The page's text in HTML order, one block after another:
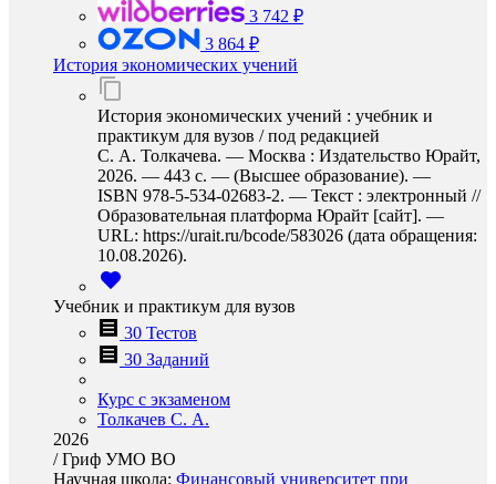
3 742 ₽
3 864 ₽
История экономических учений
История экономических учений : учебник и
практикум для вузов / под редакцией
С. А. Толкачева. — Москва : Издательство Юрайт,
2026. — 443 с. — (Высшее образование). —
ISBN 978-5-534-02683-2. — Текст : электронный //
Образовательная платформа Юрайт [сайт]. —
URL: https://urait.ru/bcode/583026 (дата обращения:
10.08.2026).
Учебник и практикум для вузов
30 Тестов
30 Заданий
Курс с экзаменом
Толкачев С. А.
2026
/Гриф УМО ВО
Научная школа: Финансовый университет при